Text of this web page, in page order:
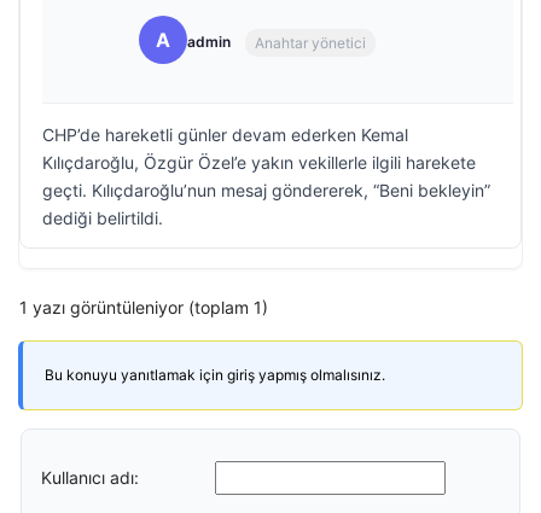
A admin Anahtar yönetici
CHP’de hareketli günler devam ederken Kemal
Kılıçdaroğlu, Özgür Özel’e yakın vekillerle ilgili harekete
geçti. Kılıçdaroğlu’nun mesaj göndererek, “Beni bekleyin”
dediği belirtildi.
1 yazı görüntüleniyor (toplam 1)
Bu konuyu yanıtlamak için giriş yapmış olmalısınız.
Kullanıcı adı: